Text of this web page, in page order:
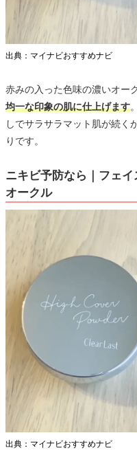
出典：マイナビおすすめナビ
赤みの入った色味の濃いオーク
均一な印象の肌に仕上げます
しでサラサラマット肌が続く
りです。
ニキビ予防なら｜フェ
オークル
出典：マイナビおすすめナビ